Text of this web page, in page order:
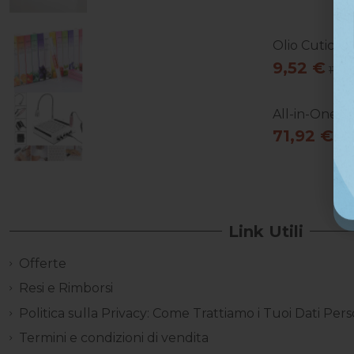
Olio
9,52 € 11,90
All-in-One
71,92 €
Link Utili
Offerte
Resi e Rimborsi
Politica sulla Privacy: Come Trattiamo i Tuoi Dati
Termini e condizioni di vendita